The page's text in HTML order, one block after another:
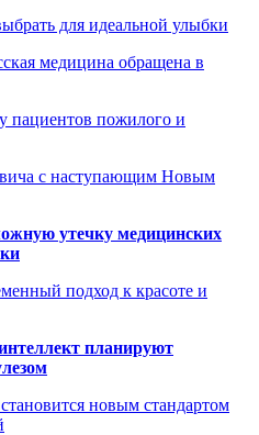
для идеальной улыбки
медицина обращена в
пациентов пожилого и
с наступающим Новым
утечку медицинских
подход к красоте и
планируют
новым стандартом